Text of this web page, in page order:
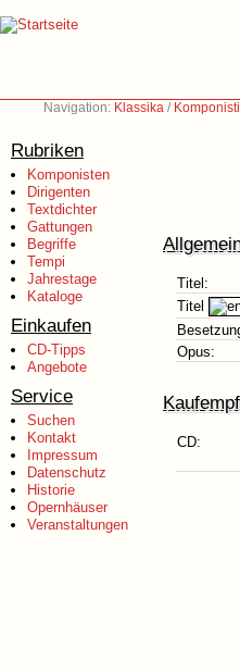
Navigation: Klassika /
Rubriken
Komponisten
Dirigenten
Textdichter
Gattungen
Begriffe
Tempi
Jahrestage
Kataloge
Einkaufen
CD-Tipps
Angebote
Service
Suchen
Kontakt
Impressum
Datenschutz
Historie
Opernhäuser
Veranstaltungen
Titel:
Titel
Opus:
CD: